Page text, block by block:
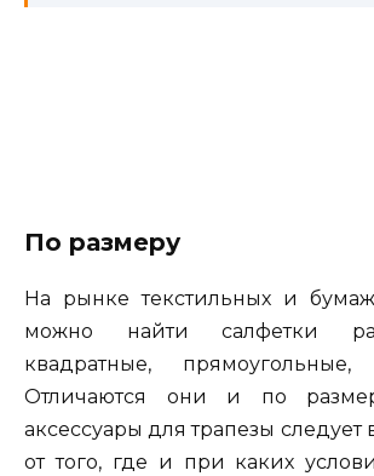
По размеру
На рынке текстильных и
можно найти салфетки
квадратные, прямоугольные,
Отличаются они и по
аксессуары для трапезы следует
от того, где и при каких